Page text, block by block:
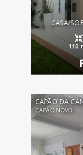
CASA/
110
CAPÃO DA
CAPÃO NOVO